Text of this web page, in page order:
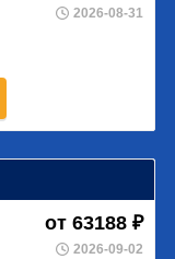
2026-08-31
от 63188 ₽
2026-09-02